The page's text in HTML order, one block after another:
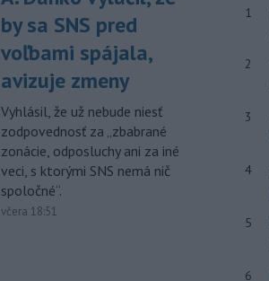
11:03 - Pre pretrvávajúce sucho,
horúčavy a nedostatok pitnej vody
boli do odvolania vyhlásené
mimoriadne situácie v obciach Nižný
Čaj a Vyšný Čaj v okrese Košice-okolie.
10:59 - Od piatku do nedele (9. 8.)
do ukončenia premávky bude z
dôvoduhudobného festivalu
Lovestream na starom letisku v
bratislavských Vajnoroch upravená
organizácia MHD v oblasti Vajnôr.
by sa SNS pred
voľbami spájala,
avizuje zmeny
Vyhlásil, že už nebude niesť
zodpovednosť za „zbabrané
zonácie, odposluchy ani za iné
veci, s ktorými SNS nemá nič
spoločné“.
včera 18:51
1
2
3
4
5
6